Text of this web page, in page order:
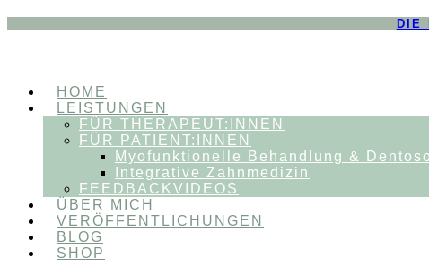
DIE
HOME
LEISTUNGEN
FÜR THERAPEUT:INNEN
FÜR PATIENT:INNEN
Myofunktionelle Behandlung &
Integrative Zahnmedizin
FEEDBACKVIDEOS
ÜBER MICH
VERÖFFENTLICHUNGEN
BLOG
SHOP